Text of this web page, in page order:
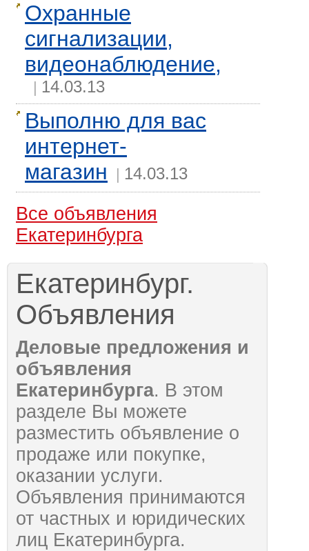
Охранные
сигнализации,
видеонаблюдение,
| 14.03.13
Выполню для вас
интернет-
магазин | 14.03.13
Все объявления
Екатеринбурга
Екатеринбург.
Объявления
Деловые предложения и
объявления
Екатеринбурга. В этом
разделе Вы можете
разместить объявление о
продаже или покупке,
оказании услуги.
Объявления принимаются
от частных и юридических
лиц Екатеринбурга.